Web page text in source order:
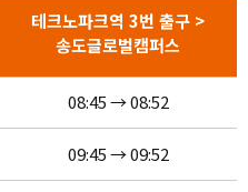
테크노파크역 3번 출구 >
송도글로벌캠퍼스
08:45 → 08:52
09:45 → 09:52